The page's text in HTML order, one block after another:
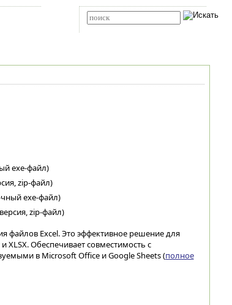
exe-файл)
zip-файл)
exe-файл)
zip-файл)
Excel. Это эффективное решение для
XLSX. Обеспечивает совместимость с
в Microsoft Office и Google Sheets (полное